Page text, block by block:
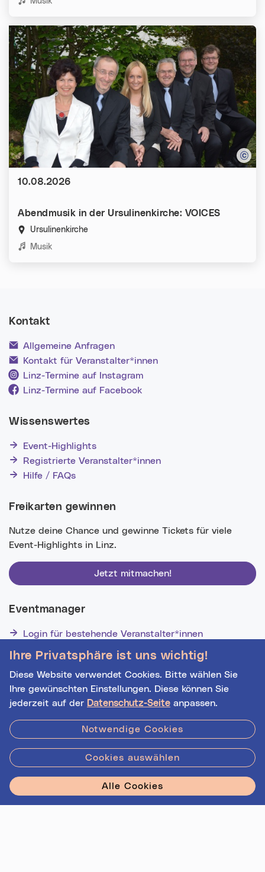
Abendmusik in der Ursulinenkirche: VOICES
Ursulinenkirche
Kategorien:
Musik
Datum:
10.08.2026
Ihre Privatsphäre ist uns wichtig!
Diese Website verwendet Cookies. Bitte wählen Sie
Ihre gewünschten Einstellungen. Diese können Sie
jederzeit auf der Datenschutz-Seite anpassen.
Notwendige Cookies
Cookies auswählen
Alle Cookies
Kontakt
Allgemeine Anfragen
Kontakt für Veranstalter*innen
Linz-Termine auf Instagram
Linz-Termine auf Facebook
Wissenswertes
Event-Highlights
Registrierte Veranstalter*innen
Hilfe / FAQs
Freikarten gewinnen
Nutze deine Chance und gewinne Tickets für viele
Event-Highlights in Linz.
Jetzt mitmachen!
Eventmanager
Login für bestehende Veranstalter*innen
Veranstalter*innen!